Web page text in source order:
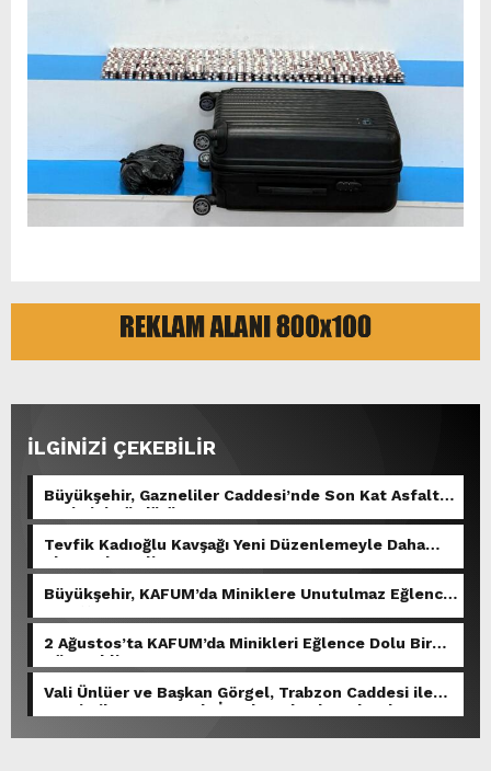
İLGİNİZİ ÇEKEBİLİR
Büyükşehir, Gazneliler Caddesi’nde Son Kat Asfalt
Serimini Sürdürüyor.
Tevfik Kadıoğlu Kavşağı Yeni Düzenlemeyle Daha
Akıcı Hale Geliyor.
Büyükşehir, KAFUM’da Miniklere Unutulmaz Eğlence
2 Ağustos’ta KAFUM’da Minikleri Eğlence Dolu Bir
Gün Bekliyor.
Vali Ünlüer ve Başkan Görgel, Trabzon Caddesi ile
Demirciler Çarşısı’nda İncelemelerde Bulundu.